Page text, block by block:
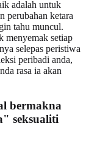
adalah untuk
perubahan ketara
tahu muncul.
menyemak setiap
selepas peristiwa
peribadi anda,
rasa ia akan
bermakna
seksualiti